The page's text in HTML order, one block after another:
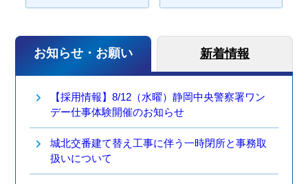
お知らせ・お願い 新着情報
【採用情報】8/12（水曜）静岡中央警察署ワン
デー仕事体験開催のお知らせ
城北交番建て替え工事に伴う一時閉所と事務取
扱いについて